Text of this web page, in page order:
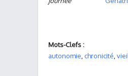
Mots-Clefs :
autonomie chronicité